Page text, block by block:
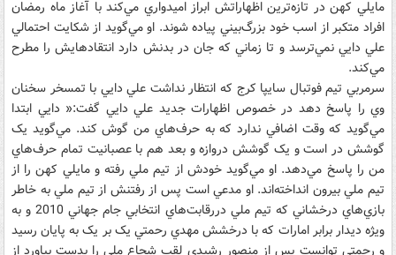
مايلي کهن در تازه‌ترين اظهاراتش ابراز اميدواري مي‌کند با آغاز ماه رمضان
افراد متکبر از اسب خود بزرگ‌بيني پياده شوند. او مي‌گويد از شکايت احتمالي
علي دايي نمي‌ترسد و تا زماني که جان در بدنش دارد انتقادهايش را مطرح
مي‌کند.
سرمربي تيم فوتبال سايپا کرج که انتظار نداشت علي دايي با تمسخر سخنان
وي را پاسخ دهد در خصوص اظهارات جديد علي دايي گفت:« دايي ابتدا
مي‌گويد که وقت اضافي ندارد که به حرف‌هاي من گوش کند. مي‌گويد يک
گوشش در است و يک گوشش دروازه و بعد هم با عصبانيت تمام حرف‌هاي
من را پاسخ مي‌دهد. او مي‌گويد خودش از تيم ملي رفته و مايلي کهن را از
تيم ملي بيرون انداخته‌اند. او مدعي است پس از رفتنش از تيم ملي به خاطر
بازي‌هاي درخشاني که تيم ملي دررقابت‌هاي انتخابي جام جهاني 2010 و به
ويژه ديدار برابر امارات که با درخشش مهدي رحمتي يک بر يک به پايان رسيد
و رحمتي توانست پس از منصور رشيدي لقب شجاع ملي را بدست بياورد از